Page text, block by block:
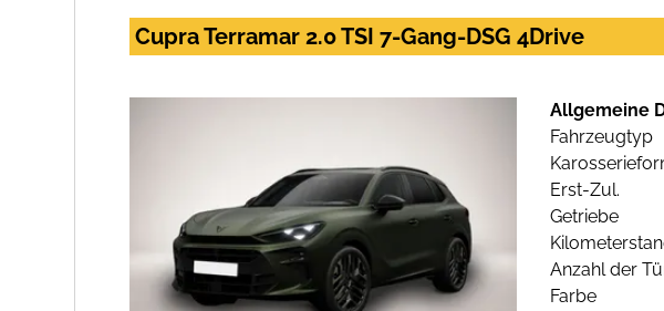
Cupra Terramar 2.0 TSI 7-Gang-DSG 4Drive
Allgemeine
Fahrzeugtyp
Erst-Zul.
Getriebe
Anzahl der
Farbe